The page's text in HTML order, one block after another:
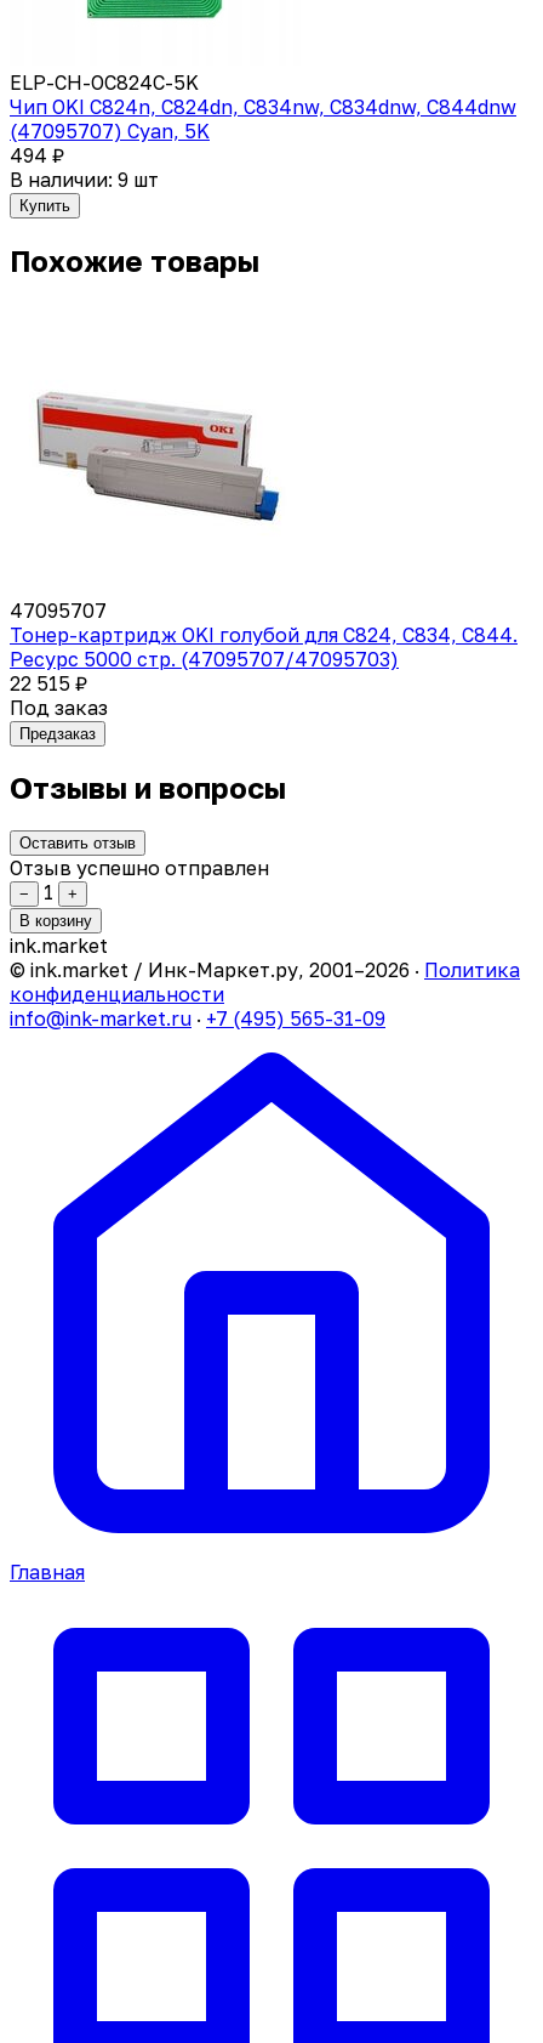
ELP-CH-OC824C-5K
Чип OKI C824n, C824dn, C834nw, C834dnw, C844dnw
(47095707) Cyan, 5K
494 ₽
В наличии: 9 шт
Купить
Похожие товары
47095707
Тонер-картридж OKI голубой для C824, C834, C844.
Ресурс 5000 стр. (47095707/47095703)
22 515 ₽
Под заказ
Предзаказ
Отзывы и вопросы
Оставить отзыв
Отзыв успешно отправлен
− 1
+
В корзину
ink.market
© ink.market / Инк-Маркет.ру, 2001–2026 · Политика
конфиденциальности
info@ink-market.ru · +7 (495) 565-31-09
Главная